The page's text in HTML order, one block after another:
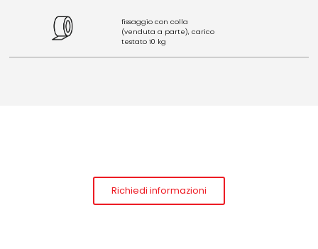
fissaggio con colla
(venduta a parte), carico
testato 10 kg
Richiedi informazioni